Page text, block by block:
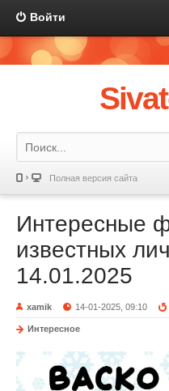
Войти
Полная версия сайта
Интересные
известных
14.01.2025
xamik 14-01-2025, 09:10
Интересное